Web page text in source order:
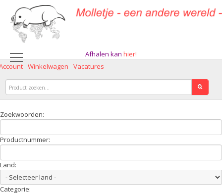
Afhalen kan hier!
Winkelwagen Vacatures
Zoekwoorden:
Productnummer:
Land:
Categorie: